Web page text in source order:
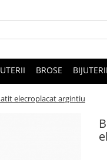
BROSE
elecroplacat argintiu